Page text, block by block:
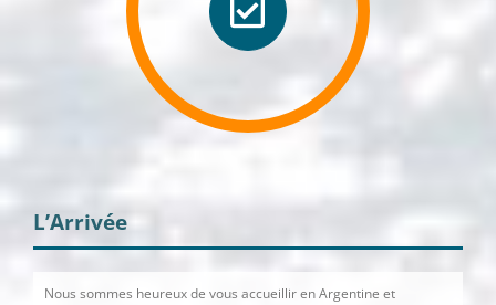
L’Arrivée
Nous sommes heureux de vous accueillir en Argentine et